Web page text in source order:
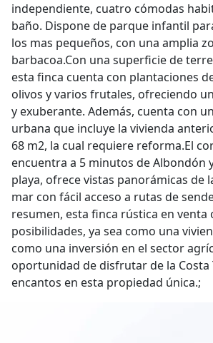
independiente, cuatro cómodas
baño. Dispone de parque infantil
los mas pequeños, con una amplia
barbacoa.Con una superficie de
esta finca cuenta con plantaciones
olivos y varios frutales, ofreciendo
y exuberante. Además, cuenta con
urbana que incluye la vivienda
68 m2, la cual requiere reforma.El
encuentra a 5 minutos de Albondón
playa, ofrece vistas panorámicas de
mar con fácil acceso a rutas de
resumen, esta finca rústica en
posibilidades, ya sea como una
como una inversión en el sector
oportunidad de disfrutar de la Costa
encantos en esta propiedad única.;